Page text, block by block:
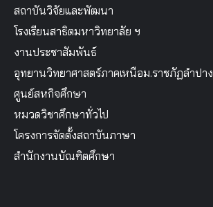
สถาบันวิจัยและพัฒนา
โรงเรียนสาธิตมหาวิทยาลัย ฯ
งานประชาสัมพันธ์
อุทยานวิทยาศาสตร์ภาคเหนือม.ราชภัฏลำปาง
ศูนย์สหกิจศึกษา
หมวดวิชาศึกษาทั่วไป
โครงการจัดตั้งสถาบันภาษา
สำนักงานบัณฑิตศึกษา